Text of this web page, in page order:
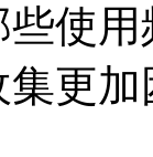
使
更加